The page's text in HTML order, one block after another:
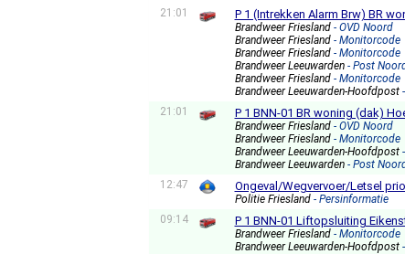
21:01 P 1 (Intrekken Alarm Brw) BR
Brandweer Friesland - OVD Noord
Brandweer Friesland - Monitorcode
Brandweer Friesland - Monitorcode
Brandweer Leeuwarden - Post
Brandweer Friesland - Monitorcode
Brandweer Leeuwarden-Hoofdpost
21:01
P 1 BNN-01 BR woning (dak)
Brandweer Friesland - OVD Noord
Brandweer Friesland - Monitorcode
Brandweer Leeuwarden-Hoofdpost
Brandweer Leeuwarden - Post
12:47
Ongeval/Wegvervoer/Letsel
Politie Friesland - Persinformatie
09:14
P 1 BNN-01 Liftopsluiting
Brandweer Friesland - Monitorcode
Brandweer Leeuwarden-Hoofdpost